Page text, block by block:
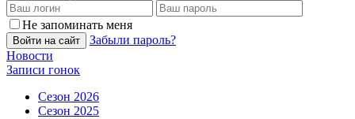
Не запоминать меня
Войти на сайт
Забыли пароль?
Новости
Записи гонок
Сезон 2026
Сезон 2025